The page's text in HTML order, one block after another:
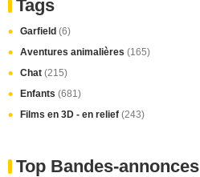
Tags
Garfield (6)
Aventures animalières (165)
Chat (215)
Enfants (681)
Films en 3D - en relief (243)
Top Bandes-annonces